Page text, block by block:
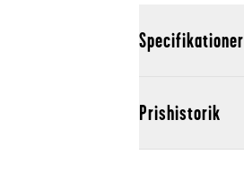
Specifikationer
Prishistorik